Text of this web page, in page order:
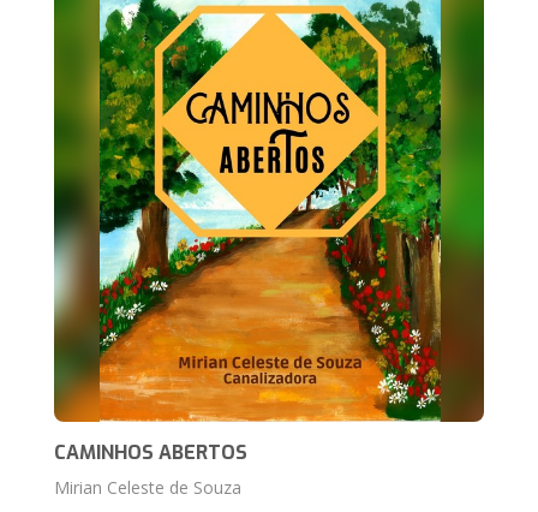
CAMINHOS ABERTOS
Mirian Celeste de Souza